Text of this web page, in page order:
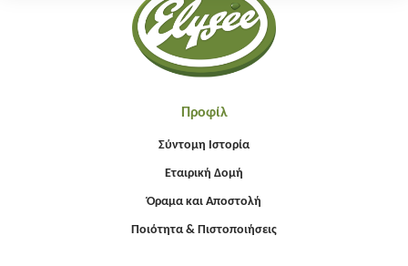
Προφίλ
Σύντομη Ιστορία
Εταιρική Δομή
Όραμα και Αποστολή
Ποιότητα & Πιστοποιήσεις